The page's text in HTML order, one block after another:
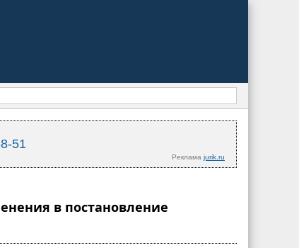
51
Реклама jurik.ru
в постановление